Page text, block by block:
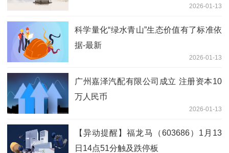
2026-01-13
科学量化“绿水青山”生态价值有了标准依
据-最新
2026-01-13
广州嘉泽汽配有限公司成立 注册资本10
万人民币
2026-01-13
【异动提醒】福龙马（603686）1月13
日14点51分触及跌停板